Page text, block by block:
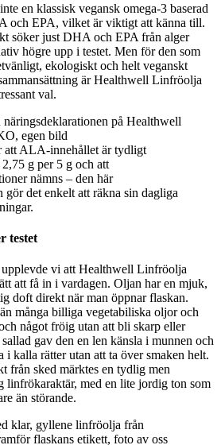
en klassisk vegansk omega-3 baserad
och EPA, vilket är viktigt att känna till.
söker just DHA och EPA från alger
högre upp i testet. Men för den som
ekologiskt och helt veganskt
är Healthwell Linfröolja
val.
att ALA-innehållet är tydligt
g per 5 g och att
nämns – den här
gör det enkelt att räkna sin dagliga
testet
upplevde vi att Healthwell Linfröolja
att få in i vardagen. Oljan har en mjuk,
doft direkt när man öppnar flaskan.
många billiga vegetabiliska oljor och
något fröig utan att bli skarp eller
gav den en len känsla i munnen och
i kalla rätter utan att ta över smaken helt.
från sked märktes en tydlig men
linfrökaraktär, med en lite jordig ton som
än störande.